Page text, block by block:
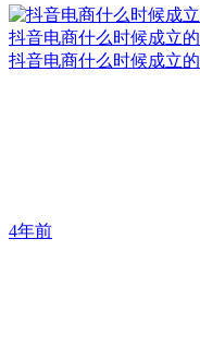
抖音电商什么时候成立的
抖音电商什么时候成立的
4年前